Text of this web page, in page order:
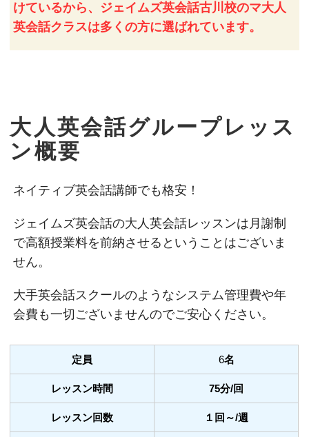
けているから、ジェイムズ英会話古川校のマ大人
英会話クラスは多くの方に選ばれています。
大人英会話グループレッス
ン概要
ネイティブ英会話講師でも格安！
ジェイムズ英会話の大人英会話レッスンは月謝制
で高額授業料を前納させるということはございま
せん。
大手英会話スクールのようなシステム管理費や年
会費も一切ございませんのでご安心ください。
定員 6名
レッスン時間 75分/回
レッスン回数 １回～/週